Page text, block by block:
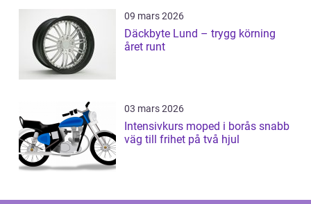
09 mars 2026
Däckbyte Lund – trygg körning
året runt
03 mars 2026
Intensivkurs moped i borås snabb
väg till frihet på två hjul